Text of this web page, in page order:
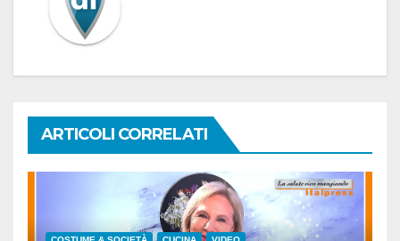
ARTICOLI CORRELATI